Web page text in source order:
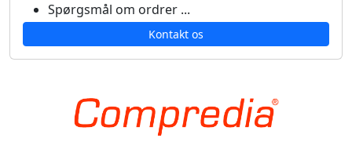
Spørgsmål om ordrer ...
Kontakt os